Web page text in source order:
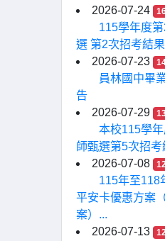
2026-07-24
115學年度
選 第2次招考結
2026-07-23
員林國中畢
告
2026-07-29
本校115學
師甄選第5次招考
2026-07-08
115年至118
平安卡優惠方案
案）...
2026-07-13